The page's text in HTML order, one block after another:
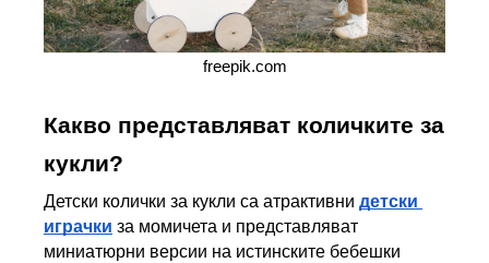
freepik.com
Какво представляват количките за
кукли?
Детски колички за кукли са атрактивни детски
играчки за момичета и представляват
миниатюрни версии на истинските бебешки